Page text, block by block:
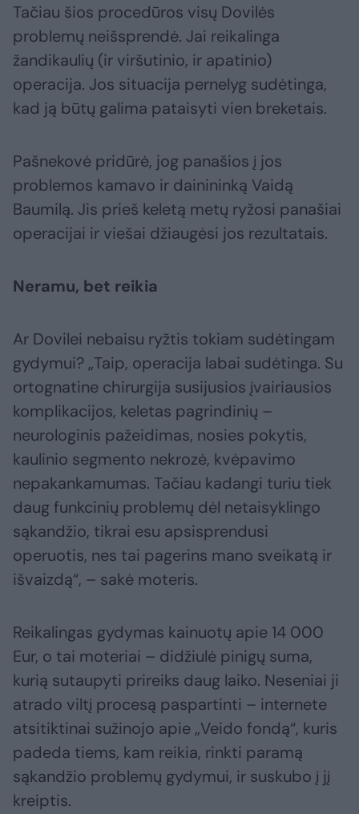
Tačiau šios procedūros visų Dovilės
problemų neišsprendė. Jai reikalinga
žandikaulių (ir viršutinio, ir apatinio)
operacija. Jos situacija pernelyg sudėtinga,
kad ją būtų galima pataisyti vien breketais.
Pašnekovė pridūrė, jog panašios į jos
problemos kamavo ir dainininką Vaidą
Baumilą. Jis prieš keletą metų ryžosi panašiai
operacijai ir viešai džiaugėsi jos rezultatais.
Neramu, bet reikia
Ar Dovilei nebaisu ryžtis tokiam sudėtingam
gydymui? „Taip, operacija labai sudėtinga. Su
ortognatine chirurgija susijusios įvairiausios
komplikacijos, keletas pagrindinių –
neurologinis pažeidimas, nosies pokytis,
kaulinio segmento nekrozė, kvėpavimo
nepakankamumas. Tačiau kadangi turiu tiek
daug funkcinių problemų dėl netaisyklingo
sąkandžio, tikrai esu apsisprendusi
operuotis, nes tai pagerins mano sveikatą ir
išvaizdą“, – sakė moteris.
Reikalingas gydymas kainuotų apie 14 000
Eur, o tai moteriai – didžiulė pinigų suma,
kurią sutaupyti prireiks daug laiko. Neseniai ji
atrado viltį procesą paspartinti – internete
atsitiktinai sužinojo apie „Veido fondą“, kuris
padeda tiems, kam reikia, rinkti paramą
sąkandžio problemų gydymui, ir suskubo į jį
kreiptis.